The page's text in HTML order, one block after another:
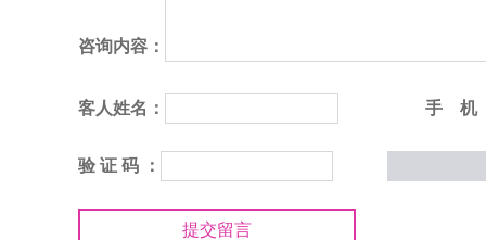
咨询内容：
客人姓名： 手 机
验 证 码 ：
提交留言